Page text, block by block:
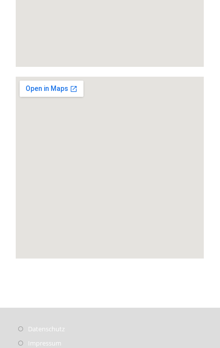
Datenschutz
Impressum